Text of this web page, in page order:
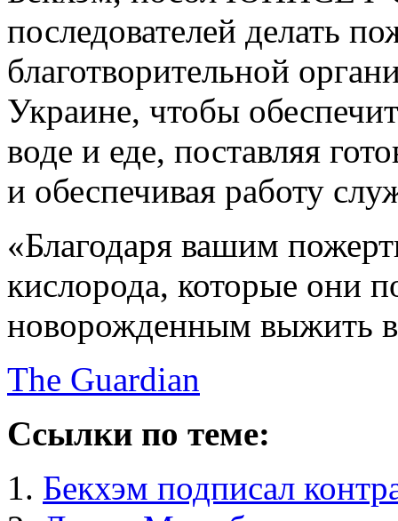
последователей делать
благотворительной
Украине, чтобы
воде и еде, поставляя
и обеспечивая работу
«Благодаря вашим
кислорода, которые они
новорожденным выжить в
The Guardian
Ссылки по теме:
Бекхэм подписал